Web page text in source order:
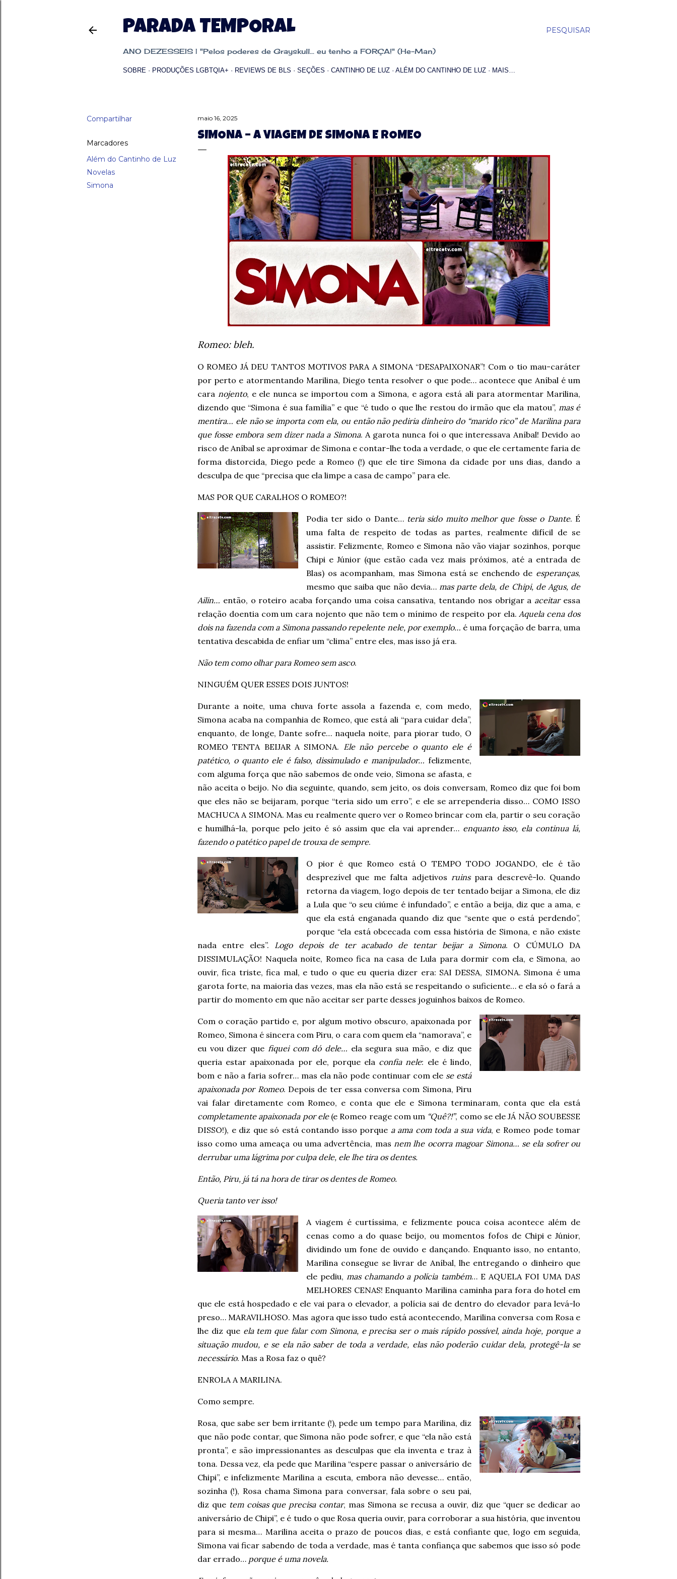
PESQUISAR
PARADA TEMPORAL
ANO DEZESSEIS | "Pelos poderes de Grayskull... eu tenho a FORÇA!" (He-Man)
SOBRE PRODUÇÕES LGBTQIA+ REVIEWS DE BLS SEÇÕES CANTINHO DE LUZ ALÉM DO CANTINHO DE LUZ MAIS…
Compartilhar
Marcadores
Além do Cantinho de Luz
Novelas
Simona
maio 16, 2025
SIMONA – A VIAGEM DE SIMONA E ROMEO
Romeo: bleh.
O ROMEO JÁ DEU TANTOS MOTIVOS PARA A SIMONA “DESAPAIXONAR”! Com o tio mau-caráter
por perto e atormentando Marilina, Diego tenta resolver o que pode… acontece que Aníbal é um
cara nojento, e ele nunca se importou com a Simona, e agora está ali para atormentar Marilina,
dizendo que “Simona é sua família” e que “é tudo o que lhe restou do irmão que ela matou”, mas é
mentira… ele não se importa com ela, ou então não pediria dinheiro do “marido rico” de Marilina para
que fosse embora sem dizer nada a Simona. A garota nunca foi o que interessava Aníbal! Devido ao
risco de Aníbal se aproximar de Simona e contar-lhe toda a verdade, o que ele certamente faria de
forma distorcida, Diego pede a Romeo (!) que ele tire Simona da cidade por uns dias, dando a
desculpa de que “precisa que ela limpe a casa de campo” para ele.
MAS POR QUE CARALHOS O ROMEO?!
Podia ter sido o Dante… teria sido muito melhor que fosse o Dante. É
uma falta de respeito de todas as partes, realmente difícil de se
assistir. Felizmente, Romeo e Simona não vão viajar sozinhos, porque
Chipi e Júnior (que estão cada vez mais próximos, até a entrada de
Blas) os acompanham, mas Simona está se enchendo de esperanças,
mesmo que saiba que não devia… mas parte dela, de Chipi, de Agus, de
Ailin… então, o roteiro acaba forçando uma coisa cansativa, tentando nos obrigar a aceitaressa
relação doentia com um cara nojento que não tem o mínimo de respeito por ela.Aquela cena dos
dois na fazenda com a Simona passando repelente nele, por exemplo… é uma forçação de barra, uma
tentativa descabida de enfiar um “clima” entre eles, mas isso já era.
Não tem como olhar para Romeo sem asco.
NINGUÉM QUER ESSES DOIS JUNTOS!
Durante a noite, uma chuva forte assola a fazenda e, com medo,
Simona acaba na companhia de Romeo, que está ali “para cuidar dela”,
enquanto, de longe, Dante sofre… naquela noite, para piorar tudo, O
ROMEO TENTA BEIJAR A SIMONA. Ele não percebe o quanto ele é
patético, o quanto ele é falso, dissimulado e manipulador… felizmente,
com alguma força que não sabemos de onde veio, Simona se afasta, e
não aceita o beijo. No dia seguinte, quando, sem jeito, os dois conversam, Romeo diz que foi bom
que eles não se beijaram, porque “teria sido um erro”, e ele se arrependeria disso… COMO ISSO
MACHUCA A SIMONA. Mas eu realmente quero ver o Romeo brincar com ela, partir o seu coração
e humilhá-la, porque pelo jeito é só assim que ela vai aprender… enquanto isso, ela continua lá,
fazendo o patético papel de trouxa de sempre.
O pior é que Romeo está O TEMPO TODO JOGANDO, ele é tão
desprezível que me falta adjetivos ruinspara descrevê-lo. Quando
retorna da viagem, logo depois de ter tentado beijar a Simona, ele diz
a Lula que “o seu ciúme é infundado”, e então a beija, diz que a ama, e
que ela está enganada quando diz que “sente que o está perdendo”,
porque “ela está obcecada com essa história de Simona, e não existe
nada entre eles”. Logo depois de ter acabado de tentar beijar a Simona. O CÚMULO DA
DISSIMULAÇÃO! Naquela noite, Romeo fica na casa de Lula para dormir com ela, e Simona, ao
ouvir, fica triste, fica mal, e tudo o que eu queria dizer era: SAI DESSA, SIMONA. Simona é uma
garota forte, na maioria das vezes, mas ela não está se respeitando o suficiente… e ela só o fará a
partir do momento em que não aceitar ser parte desses joguinhos baixos de Romeo.
Com o coração partido e, por algum motivo obscuro, apaixonada por
Romeo, Simona é sincera com Piru, o cara com quem ela “namorava”, e
eu vou dizer que fiquei com dó dele… ela segura sua mão, e diz que
queria estar apaixonada por ele, porque ela confia nele: ele é lindo,
bom e não a faria sofrer… mas ela não pode continuar com ele se está
apaixonada por Romeo. Depois de ter essa conversa com Simona, Piru
vai falar diretamente com Romeo, e conta que ele e Simona terminaram, conta que ela está
completamente apaixonada por ele(e Romeo reage com um “Quê?!”, como se ele JÁ NÃO SOUBESSE
DISSO!), e diz que só está contando isso porque a ama com toda a sua vida, e Romeo pode tomar
isso como uma ameaça ou uma advertência, mas nem lhe ocorra magoar Simona… se ela sofrer ou
derrubar uma lágrima por culpa dele, ele lhe tira os dentes.
Então, Piru, já tá na hora de tirar os dentes de Romeo.
Queria tanto ver isso!
A viagem é curtíssima, e felizmente pouca coisa acontece além de
cenas como a do quase beijo, ou momentos fofos de Chipi e Júnior,
dividindo um fone de ouvido e dançando. Enquanto isso, no entanto,
Marilina consegue se livrar de Aníbal, lhe entregando o dinheiro que
ele pediu,mas chamando a polícia também… E AQUELA FOI UMA DAS
MELHORES CENAS! Enquanto Marilina caminha para fora do hotel em
que ele está hospedado e ele vai para o elevador, a polícia sai de dentro do elevador para levá-lo
preso… MARAVILHOSO. Mas agora que isso tudo está acontecendo, Marilina conversa com Rosa e
lhe diz que ela tem que falar com Simona, e precisa ser o mais rápido possível, ainda hoje, porque a
situação mudou, e se ela não saber de toda a verdade, elas não poderão cuidar dela, protegê-la se
necessário. Mas a Rosa faz o quê?
ENROLA A MARILINA.
Como sempre.
Rosa, que sabe ser bem irritante (!), pede um tempo para Marilina, diz
que não pode contar, que Simona não pode sofrer, e que “ela não está
pronta”, e são impressionantes as desculpas que ela inventa e traz à
tona. Dessa vez, ela pede que Marilina “espere passar o aniversário de
Chipi”, e infelizmente Marilina a escuta, embora não devesse… então,
sozinha (!), Rosa chama Simona para conversar, fala sobre o seu pai,
diz que tem coisas que precisa contar, mas Simona se recusa a ouvir, diz que “quer se dedicar ao
aniversário de Chipi”, e é tudo o que Rosa queria ouvir, para corroborar a sua história, que inventou
para si mesma… Marilina aceita o prazo de poucos dias, e está confiante que, logo em seguida,
Simona vai ficar sabendo de toda a verdade, mas é tanta confiança que sabemos que isso só pode
dar errado… porque é uma novela.